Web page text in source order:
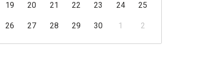
19 20 21 22 23 24 25
26 27 28 29 30 1 2